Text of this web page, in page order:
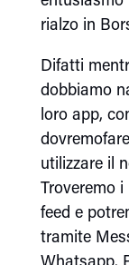
rialzo in
Difatti
dobbiamo
loro app,
utilizzare il
Troveremo
feed e
tramite
Whatsapp.